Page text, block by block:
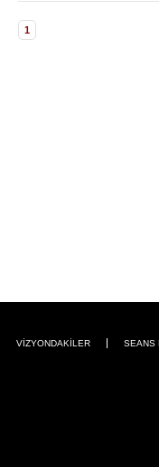
1
VİZYONDAKİLER SEANS